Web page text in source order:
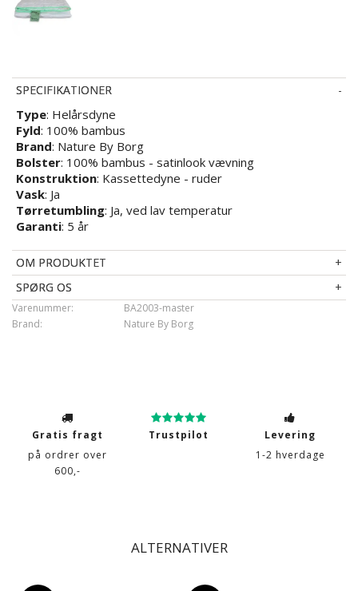
SPECIFIKATIONER
Type: Helårsdyne
Fyld: 100% bambus
Brand: Nature By Borg
Bolster: 100% bambus - satinlook vævning
Konstruktion: Kassettedyne - ruder
Vask: Ja
Tørretumbling: Ja, ved lav temperatur
Garanti: 5 år
OM PRODUKTET
SPØRG OS
BA2003-master
Varenummer:
Nature By Borg
Brand:
Gratis fragt
på ordrer over
600,-
Trustpilot
Levering
1-2 hverdage
ALTERNATIVER